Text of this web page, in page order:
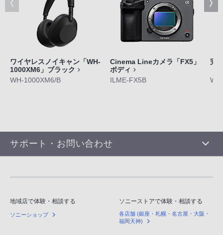
ワイヤレスノイキャン「WH-
1000XM6」ブラック
WH-1000XM6/B
Cinema Lineカメラ「FX5」
ボディ
ILME-FX5B
完
サポート・お問い合わせ
地域店で体験・相談する
ソニーショップ
ソニーストアで体験・相談する
各店舗 (銀座・札幌・名古屋・大阪・
福岡天神)